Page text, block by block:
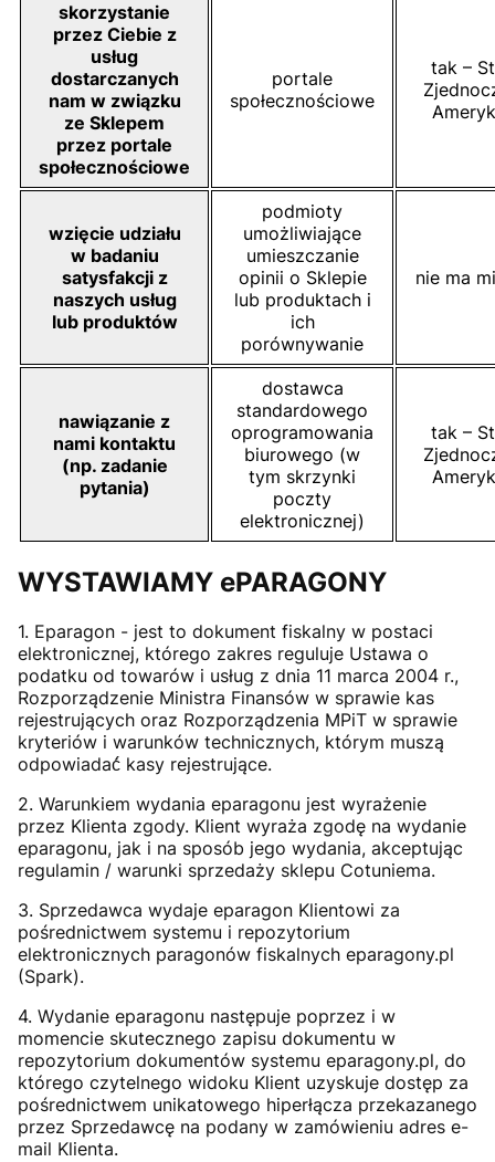
skorzystanie
przez Ciebie z
usług
dostarczanych
nam w związku
ze Sklepem
przez portale
społecznościowe
portale
społecznościowe
tak –
wzięcie udziału
w badaniu
satysfakcji z
naszych usług
lub produktów
podmioty
umożliwiające
umieszczanie
opinii o Sklepie
lub produktach i
ich
porównywanie
nie ma
nawiązanie z
nami kontaktu
(np. zadanie
pytania)
dostawca
standardowego
oprogramowania
biurowego (w
tym skrzynki
poczty
elektronicznej)
tak –
WYSTAWIAMY ePARAGONY
1. Eparagon - jest to dokument fiskalny w postaci
elektronicznej, którego zakres reguluje Ustawa o
podatku od towarów i usług z dnia 11 marca 2004 r.,
Rozporządzenie Ministra Finansów w sprawie kas
rejestrujących oraz Rozporządzenia MPiT w sprawie
kryteriów i warunków technicznych, którym muszą
odpowiadać́ kasy rejestrujące.
2. Warunkiem wydania eparagonu jest wyrażenie
przez Klienta zgody. Klient wyraża zgodę na wydanie
eparagonu, jak i na sposób jego wydania, akceptując
regulamin / warunki sprzedaży sklepu Cotuniema.
3. Sprzedawca wydaje eparagon Klientowi za
pośrednictwem systemu i repozytorium
elektronicznych paragonów fiskalnych eparagony.pl
(Spark).
4. Wydanie eparagonu następuje poprzez i w
momencie skutecznego zapisu dokumentu w
repozytorium dokumentów systemu eparagony.pl, do
którego czytelnego widoku Klient uzyskuje dostęp za
pośrednictwem unikatowego hiperłącza przekazanego
przez Sprzedawcę na podany w zamówieniu adres e-
mail Klienta.